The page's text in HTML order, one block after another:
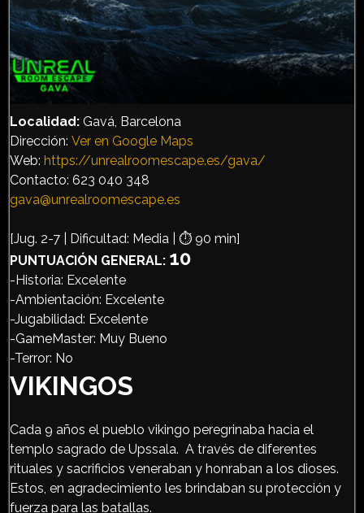
Localidad: Gavá, Barcelona
Dirección: Ver en Google Maps
Web: https://unrealroomescape.es/gava/
Contacto: 623 040 348
gava@unrealroomescape.es
[Jug. 2-7 | Dificultad: Media | ⏱️ 90 min]
PUNTUACIÓN GENERAL: 10
-Historia: Excelente
-Ambientación: Excelente
-Jugabilidad: Excelente
-GameMaster: Muy Bueno
-Terror: No
VIKINGOS
Cada 9 años el pueblo vikingo peregrinaba hacia el
templo sagrado de Upssala. A través de diferentes
rituales y sacrificios veneraban y honraban a los dioses.
Estos, en agradecimiento les brindaban su protección y
fuerza para las batallas.